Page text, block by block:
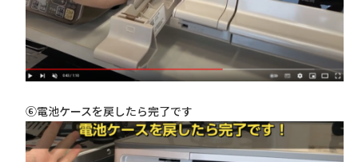
⑥電池ケースを戻したら完了です